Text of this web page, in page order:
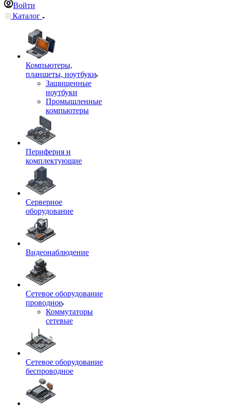
Войти
Каталог
Компьютеры,
планшеты, ноутбуки
Защищенные
ноутбуки
Промышленные
компьютеры
Периферия и
комплектующие
Серверное
оборудование
Видеонаблюдение
Сетевое оборудование
проводное
Коммутаторы
сетевые
Сетевое оборудование
беспроводное